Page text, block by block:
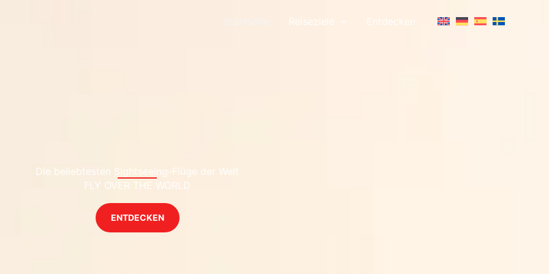
Reiseziele Entdecken
Die beliebtesten Sightseeing-Flüge der Welt
FLY OVER THE WORLD
ENTDECKEN